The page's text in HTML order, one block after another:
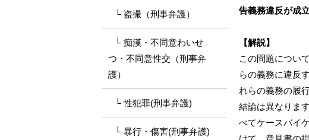
告義務違反が成
【解説】
この問題につい
らの義務に違反
れらの義務の履
結論は異なりま
べてケースバイ
盗撮（刑事弁護）
痴漢・不同意わいせ
つ・不同意性交（刑事弁
護）
性犯罪(刑事弁護)
暴行・傷害(刑事弁護)